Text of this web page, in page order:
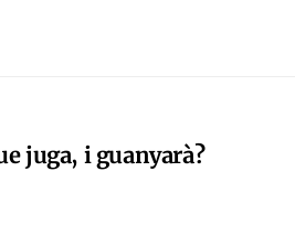
juga, i guanyarà?